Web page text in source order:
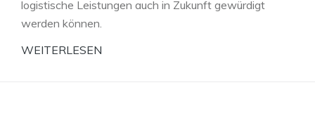
logistische Leistungen auch in Zukunft gewürdigt
werden können.
WEITERLESEN